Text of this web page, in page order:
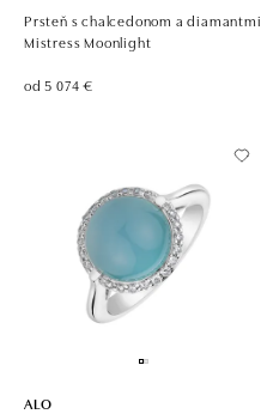
Prsteň s chalcedonom a diamantmi
Mistress Moonlight
od 5 074 €
ALO